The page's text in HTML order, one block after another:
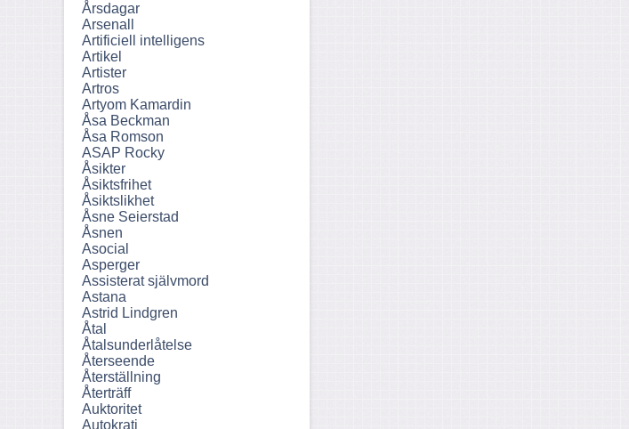
Årsdagar
Arsenall
Artificiell intelligens
Artikel
Artister
Artros
Artyom Kamardin
Åsa Beckman
Åsa Romson
ASAP Rocky
Åsikter
Åsiktsfrihet
Åsiktslikhet
Åsne Seierstad
Åsnen
Asocial
Asperger
Assisterat självmord
Astana
Astrid Lindgren
Åtal
Åtalsunderlåtelse
Återseende
Återställning
Återträff
Auktoritet
Autokrati